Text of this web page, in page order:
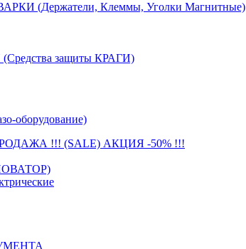
(Держатели, Клеммы, Уголки Магнитные)
защиты КРАГИ)
оборудование)
!!! (SALE) АКЦИЯ -50% !!!